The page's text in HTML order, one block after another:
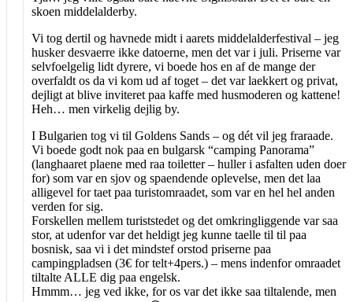
skoen middelalderby.
Vi tog dertil og havnede midt i aarets middelalderfestival – jeg
husker desvaerre ikke datoerne, men det var i juli. Priserne var
selvfoelgelig lidt dyrere, vi boede hos en af de mange der
overfaldt os da vi kom ud af toget – det var laekkert og privat,
dejligt at blive inviteret paa kaffe med husmoderen og kattene!
Heh… men virkelig dejlig by.
I Bulgarien tog vi til Goldens Sands – og dét vil jeg fraraade.
Vi boede godt nok paa en bulgarsk “camping Panorama”
(langhaaret plaene med raa toiletter – huller i asfalten uden doer
for) som var en sjov og spaendende oplevelse, men det laa
alligevel for taet paa turistomraadet, som var en hel hel anden
verden for sig.
Forskellen mellem turiststedet og det omkringliggende var saa
stor, at udenfor var det heldigt jeg kunne taelle til til paa
bosnisk, saa vi i det mindstef orstod priserne paa
campingpladsen (3€ for telt+4pers.) – mens indenfor omraadet
tiltalte ALLE dig paa engelsk.
Hmmm… jeg ved ikke, for os var det ikke saa tiltalende, men